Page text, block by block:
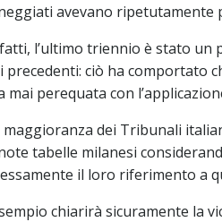
avevano ripetutamente
l’ultimo triennio è stato
precedenti: ciò ha comportato
mai perequata con
dei Tribunali
tabelle milanesi
il loro riferimento a
chiarirà sicuramente la